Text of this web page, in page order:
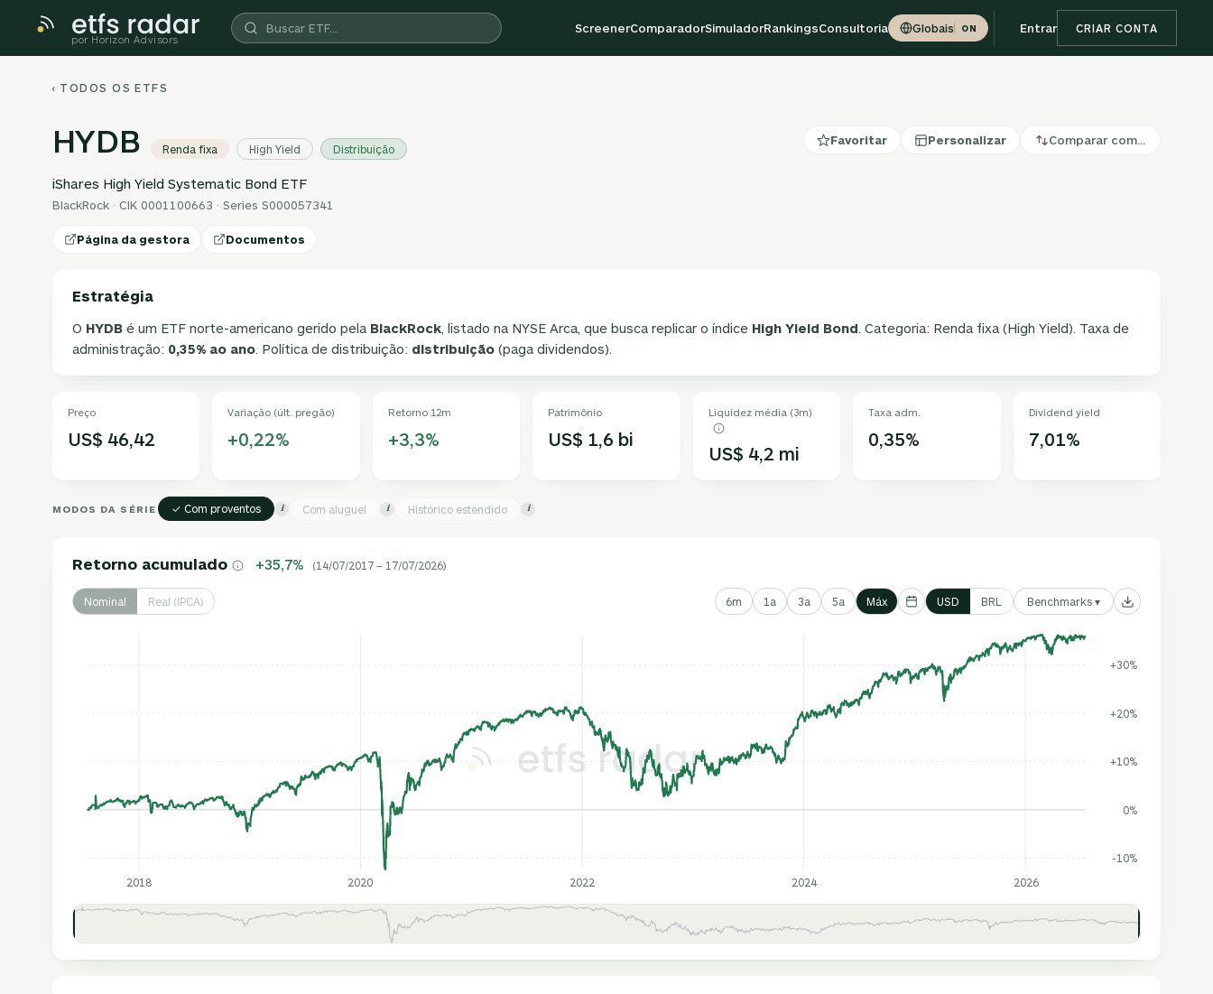
por Horizon Advisors
ScreenerComparadorSimuladorRankingsConsultoria Globais ON Entrar CRIAR CONTA
‹ TODOS OS ETFS
HYDB Renda fixa High Yield Distribuição
Favoritar Personalizar Comparar com…
iShares High Yield Systematic Bond ETF
BlackRock · CIK 0001100663 · Series S000057341
Página da gestora Documentos
Estratégia
O HYDBé um ETF norte-americano gerido pela BlackRock, listado na NYSE Arca, que busca replicar o índice High Yield Bond. Categoria: Renda fixa (High Yield). Taxa de
administração: 0,35% ao ano. Política de distribuição: distribuição(paga dividendos).
Preço
US$ 46,42
Variação (últ. pregão)
+0,22%
Retorno 12m
+3,3%
Patrimônio
US$ 1,6 bi
Liquidez média (3m)
US$ 4,2 mi
Taxa adm.
0,35%
Dividend yield
7,01%
MODOS DA SÉRIE ✓ Com proventos i Com aluguel i Histórico estendido i
Retorno acumulado +35,7% (14/07/2017 – 17/07/2026)
Nominal Real (IPCA) 6m 1a 3a 5a Máx USD BRL Benchmarks ▾
-10%
0%
+10%
+20%
+30%
2018 2020 2022 2024 2026